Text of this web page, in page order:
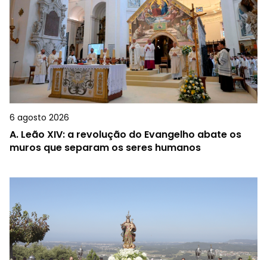
6 agosto 2026
A. Leão XIV: a revolução do Evangelho abate os
muros que separam os seres humanos